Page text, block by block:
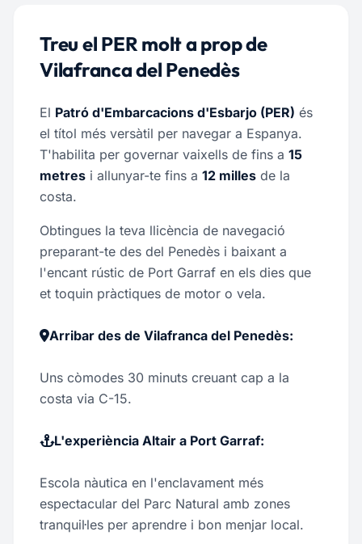
Treu el PER molt a prop de
Vilafranca del Penedès
El Patró d'Embarcacions d'Esbarjo (PER) és
el títol més versàtil per navegar a Espanya.
T'habilita per governar vaixells de fins a 15
metres i allunyar-te fins a 12 milles de la
costa.
Obtingues la teva llicència de navegació
preparant-te des del Penedès i baixant a
l'encant rústic de Port Garraf en els dies que
et toquin pràctiques de motor o vela.
Arribar des de Vilafranca del Penedès:
Uns còmodes 30 minuts creuant cap a la
costa via C-15.
L'experiència Altair a Port Garraf:
Escola nàutica en l'enclavament més
espectacular del Parc Natural amb zones
tranquil·les per aprendre i bon menjar local.